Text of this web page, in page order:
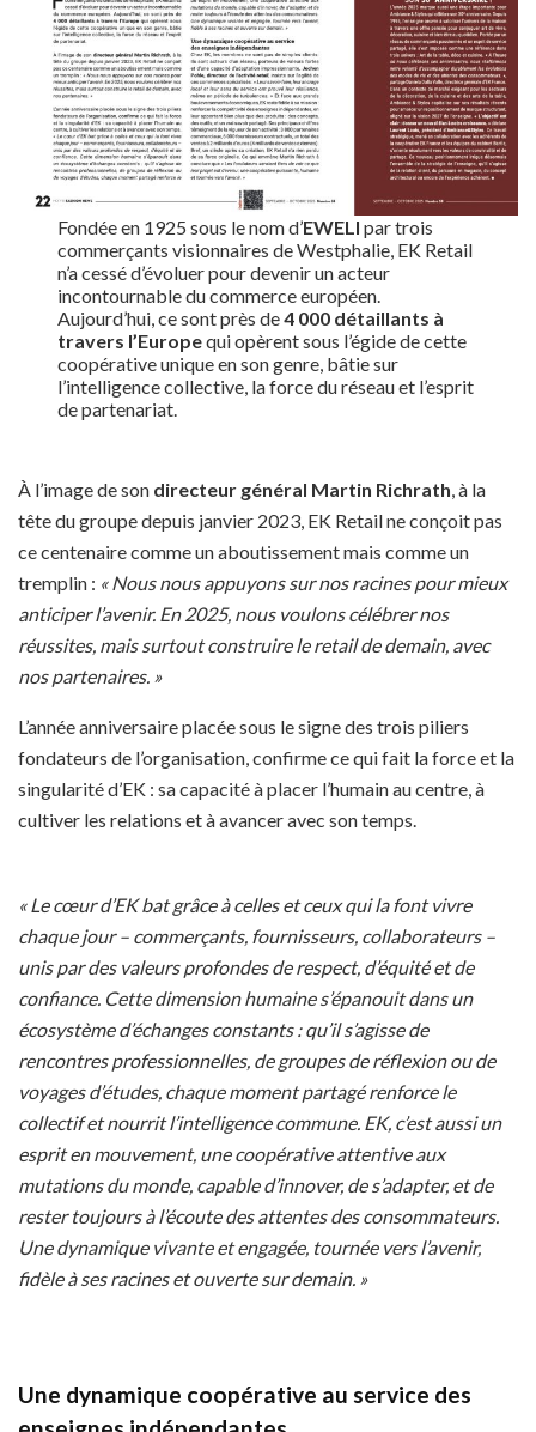
Fondée en 1925 sous le nom d’EWELI par trois
commerçants visionnaires de Westphalie, EK Retail
n’a cessé d’évoluer pour devenir un acteur
incontournable du commerce européen.
Aujourd’hui, ce sont près de4 000 détaillants à
travers l’Europequi opèrent sous l’égide de cette
coopérative unique en son genre, bâtie sur
l’intelligence collective, la force du réseau et l’esprit
de partenariat.
À l’image de son directeur général Martin Richrath , à la
tête du groupe depuis janvier 2023, EK Retail ne conçoit pas
ce centenaire comme un aboutissement mais comme un
tremplin : « Nous nous appuyons sur nos racines pour mieux
anticiper l’avenir. En 2025, nous voulons célébrer nos
réussites, mais surtout construire le retail de demain, avec
nos partenaires. »
L’année anniversaire placée sous le signe des trois piliers
fondateurs de l’organisation, confirme ce qui fait la force et la
singularité d’EK : sa capacité à placer l’humain au centre, à
cultiver les relations et à avancer avec son temps.
« Le cœur d’EK bat grâce à celles et ceux qui la font vivre
chaque jour – commerçants, fournisseurs, collaborateurs –
unis par des valeurs profondes de respect, d’équité et de
confiance. Cette dimension humaine s’épanouit dans un
écosystème d’échanges constants : qu’il s’agisse de
rencontres professionnelles, de groupes de réflexion ou de
voyages d’études, chaque moment partagé renforce le
collectif et nourrit l’intelligence commune. EK, c’est aussi un
esprit en mouvement, une coopérative attentive aux
mutations du monde, capable d’innover, de s’adapter, et de
rester toujours à l’écoute des attentes des consommateurs.
Une dynamique vivante et engagée, tournée vers l’avenir,
fidèle à ses racines et ouverte sur demain. »
Une dynamique coopérative au service des